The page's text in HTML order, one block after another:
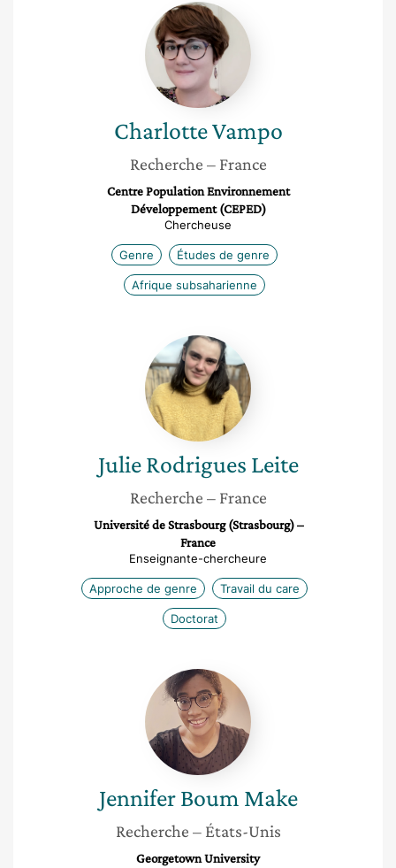
Charlotte
Vampo
CharlotteVampo
Recherche – France
Centre Population Environnement
Développement (CEPED)
Chercheuse
Genre Études de genre
Afrique subsaharienne
Julie
Rodrigues
Leite
Julie Rodrigues Leite
Recherche – France
Université de Strasbourg (Strasbourg) –
France
Enseignante-chercheure
Approche de genre Travail du care
Doctorat
Jennifer
Boum
Make
Jennifer Boum Make
Recherche – États-Unis
Georgetown University